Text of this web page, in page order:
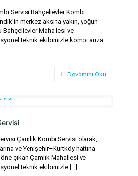
Servisi Bahçelievler Kombi
merkez aksına yakın, yoğun
Bahçelievler Mahallesi ve
teknik ekibimizle kombi arıza
Devamını Oku
Çamlık Kombi Servisi olarak,
ve Yenişehir–Kurtköy hattına
çıkan Çamlık Mahallesi ve
teknik ekibimizle […]